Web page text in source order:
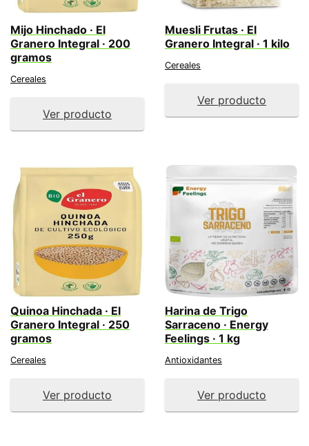
Mijo Hinchado · El
Granero Integral · 200
gramos
Cereales
Ver producto
Muesli Frutas · El
Granero Integral · 1 kilo
Cereales
Ver producto
Quinoa Hinchada · El
Granero Integral · 250
gramos
Cereales
Ver producto
Harina de Trigo
Sarraceno · Energy
Feelings · 1 kg
Antioxidantes
Ver producto